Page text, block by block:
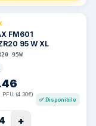
FM601
95 W XL
95W
PFU (4.30€)
✅Disponibile
4 +